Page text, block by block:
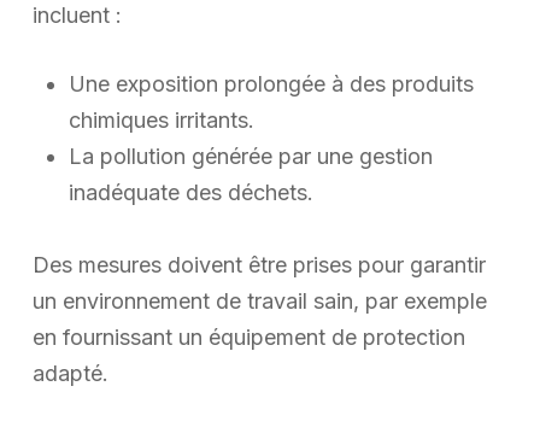
incluent :
Une exposition prolongée à des produits
chimiques irritants.
La pollution générée par une gestion
inadéquate des déchets.
Des mesures doivent être prises pour garantir
un environnement de travail sain, par exemple
en fournissant un équipement de protection
adapté.